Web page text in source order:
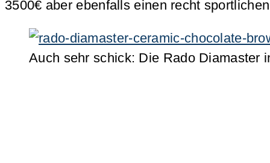
3500€ aber ebenfalls einen recht
Auch sehr schick: Die Rado Diamaster